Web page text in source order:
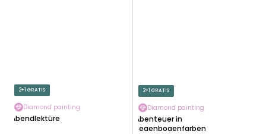
2+1 GRATIS
Diamond painting
Abendlektüre
2+1 GRATIS
Diamond painting
Abenteuer in
Regenbogenfarben